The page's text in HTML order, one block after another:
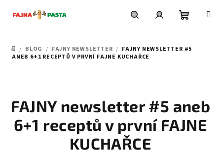
DOMŮ
/ BLOG / FAJNY NEWSLETTER / FAJNY NEWSLETTER #5
ANEB 6+1 RECEPTŮ V PRVNÍ FAJNE KUCHAŘCE
FAJNY newsletter #5 aneb
6+1 receptů v první FAJNE
KUCHAŘCE